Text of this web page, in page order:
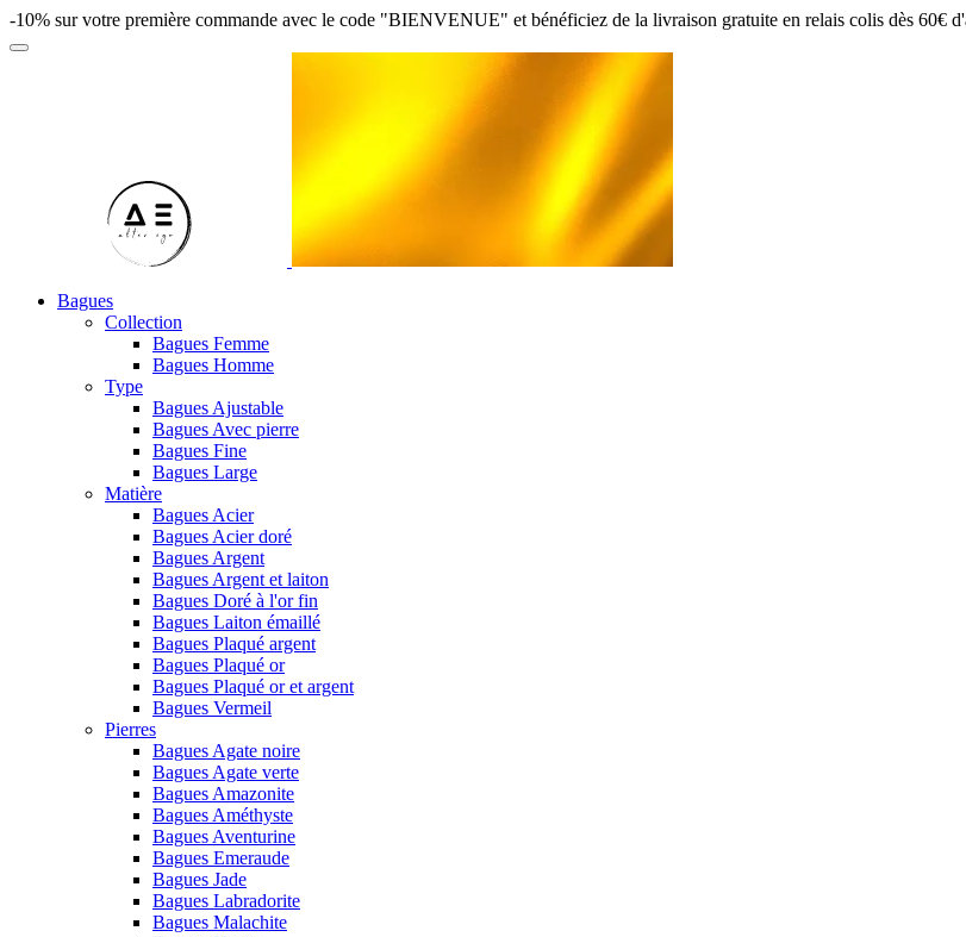
-10% sur votre première commande avec le code "BIENVENUE" et bénéficiez de la livraison gratuite en relais colis dès 60€
Bagues
Collection
Bagues Femme
Bagues Homme
Type
Bagues Ajustable
Bagues Avec pierre
Bagues Fine
Bagues Large
Matière
Bagues Acier
Bagues Acier doré
Bagues Argent
Bagues Argent et laiton
Bagues Doré à l'or fin
Bagues Laiton émaillé
Bagues Plaqué argent
Bagues Plaqué or
Bagues Plaqué or et argent
Bagues Vermeil
Pierres
Bagues Agate noire
Bagues Agate verte
Bagues Amazonite
Bagues Améthyste
Bagues Aventurine
Bagues Emeraude
Bagues Jade
Bagues Labradorite
Bagues Malachite